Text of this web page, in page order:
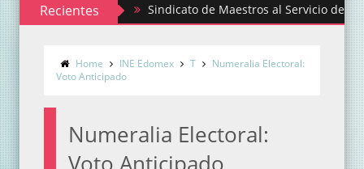
RecientesSindicato de Maestros al Servicio del Estado
Home INE Edomex T
Numeralia Electoral:
Voto Anticipado
Numeralia Electoral: